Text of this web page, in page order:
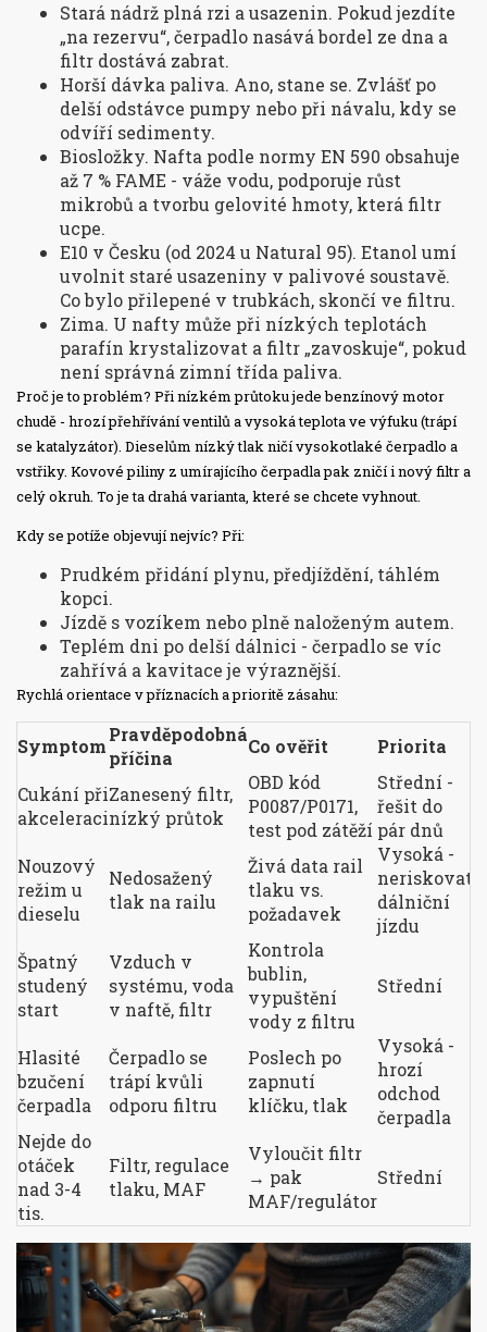
Stará nádrž plná rzi a usazenin. Pokud jezdíte
„na rezervu“, čerpadlo nasává bordel ze dna a
filtr dostává zabrat.
Horší dávka paliva. Ano, stane se. Zvlášť po
delší odstávce pumpy nebo při návalu, kdy se
odvíří sedimenty.
Biosložky. Nafta podle normy EN 590 obsahuje
až 7 % FAME - váže vodu, podporuje růst
mikrobů a tvorbu gelovité hmoty, která filtr
ucpe.
E10 v Česku (od 2024 u Natural 95). Etanol umí
uvolnit staré usazeniny v palivové soustavě.
Co bylo přilepené v trubkách, skončí ve filtru.
Zima. U nafty může při nízkých teplotách
parafín krystalizovat a filtr „zavoskuje“, pokud
není správná zimní třída paliva.
Proč je to problém? Při nízkém průtoku jede benzínový motor
chudě - hrozí přehřívání ventilů a vysoká teplota ve výfuku (trápí
se katalyzátor). Dieselům nízký tlak ničí vysokotlaké čerpadlo a
vstřiky. Kovové piliny z umírajícího čerpadla pak zničí i nový filtr a
celý okruh. To je ta drahá varianta, které se chcete vyhnout.
Kdy se potíže objevují nejvíc? Při:
Prudkém přidání plynu, předjíždění, táhlém
kopci.
Jízdě s vozíkem nebo plně naloženým autem.
Teplém dni po delší dálnici - čerpadlo se víc
zahřívá a kavitace je výraznější.
Rychlá orientace v příznacích a prioritě zásahu:
Symptom
Pravděpodobná
příčina
Co ověřit Priorita
Cukání při
akceleraci
Zanesený filtr,
nízký průtok
OBD kód
P0087/P0171,
test pod zátěží
Střední -
řešit do
pár dnů
Nouzový
režim u
dieselu
Nedosažený
tlak na railu
Živá data rail
tlaku vs.
požadavek
Vysoká -
neriskovat
dálniční
jízdu
Špatný
studený
start
Vzduch v
systému, voda
v naftě, filtr
Kontrola
bublin,
vypuštění
vody z filtru
Střední
Hlasité
bzučení
čerpadla
Čerpadlo se
trápí kvůli
odporu filtru
Poslech po
zapnutí
klíčku, tlak
Vysoká -
hrozí
odchod
čerpadla
Nejde do
otáček
nad 3-4
tis.
Filtr, regulace
tlaku, MAF
Vyloučit filtr
→ pak
MAF/regulátor
Střední